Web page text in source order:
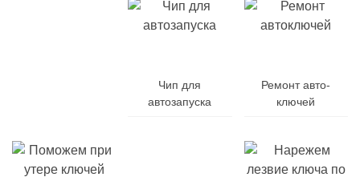
Чип для
автозапуска
Ремонт авто-
ключей